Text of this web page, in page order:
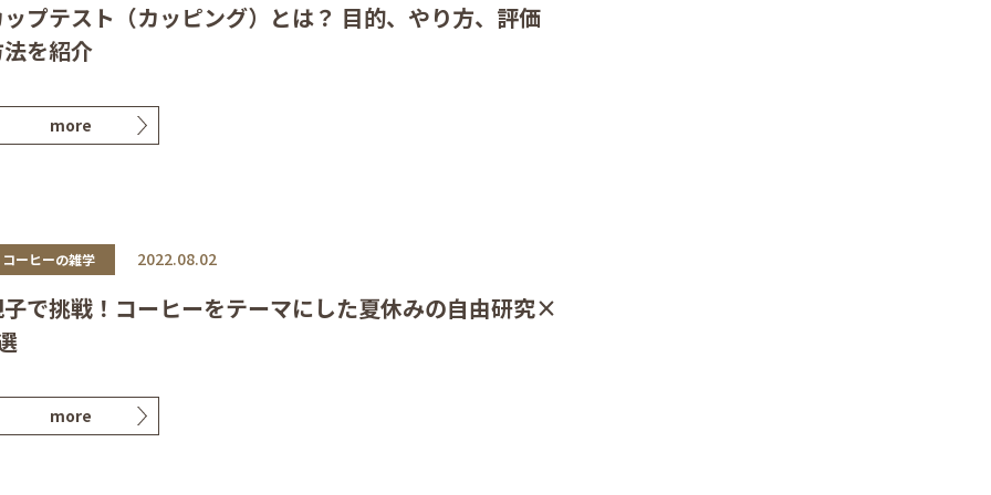
プテスト（カッピング）とは？ 目的、やり方、評価
を紹介
more
コーヒーの雑学 2022.08.02
で挑戦！コーヒーをテーマにした夏休みの自由研究×
more